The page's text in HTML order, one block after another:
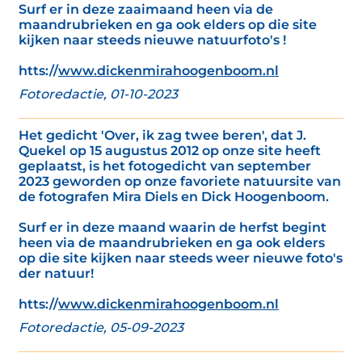
Surf er in deze zaaimaand heen via de
maandrubrieken en ga ook elders op die site
kijken naar steeds nieuwe natuurfoto's !
htts://www.dickenmirahoogenboom.nl
Fotoredactie, 01-10-2023
Het gedicht 'Over, ik zag twee beren', dat J.
Quekel op 15 augustus 2012 op onze site heeft
geplaatst, is het fotogedicht van september
2023 geworden op onze favoriete natuursite van
de fotografen Mira Diels en Dick Hoogenboom.
Surf er in deze maand waarin de herfst begint
heen via de maandrubrieken en ga ook elders
op die site kijken naar steeds weer nieuwe foto's
der natuur!
htts://www.dickenmirahoogenboom.nl
Fotoredactie, 05-09-2023